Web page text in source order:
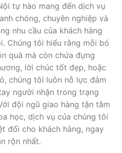
tự hào mang đến dịch vụ
chóng, chuyên nghiệp và
nhu cầu của khách hàng
Chúng tôi hiểu rằng mỗi bó
quà mà còn chứa đựng
lời chúc tốt đẹp, hoặc
chúng tôi luôn nỗ lực đảm
người nhận trong trạng
đội ngũ giao hàng tận tâm
học, dịch vụ của chúng tôi
đối cho khách hàng, ngay
rộn nhất.